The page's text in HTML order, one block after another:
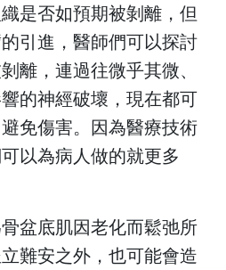
是否如預期被剝離，但
引進，醫師們可以探討
離，連過往微乎其微、
的神經破壞，現在都可
免傷害。因為醫療技術
以為病人做的就更多
盆底肌因老化而鬆弛所
難安之外，也可能會造